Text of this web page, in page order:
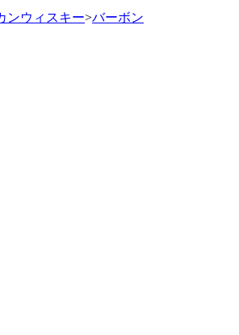
ンウィスキー>バーボン